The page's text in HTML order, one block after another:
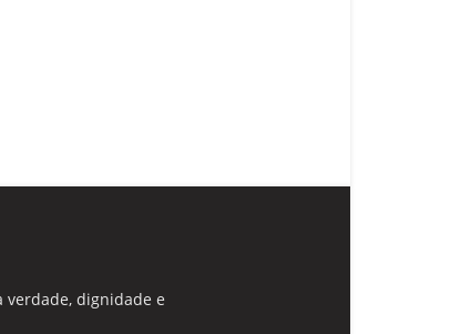
verdade, dignidade e